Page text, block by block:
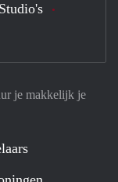
je makkelijk je
Studio's